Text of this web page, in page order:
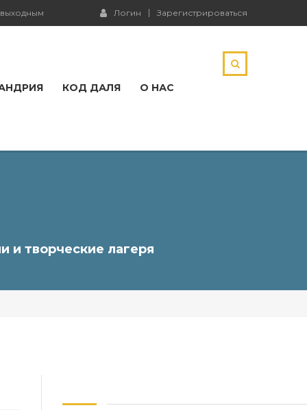
Логин Зарегистрироваться
КОД ДАЛЯ О НАС
и творческие лагеря